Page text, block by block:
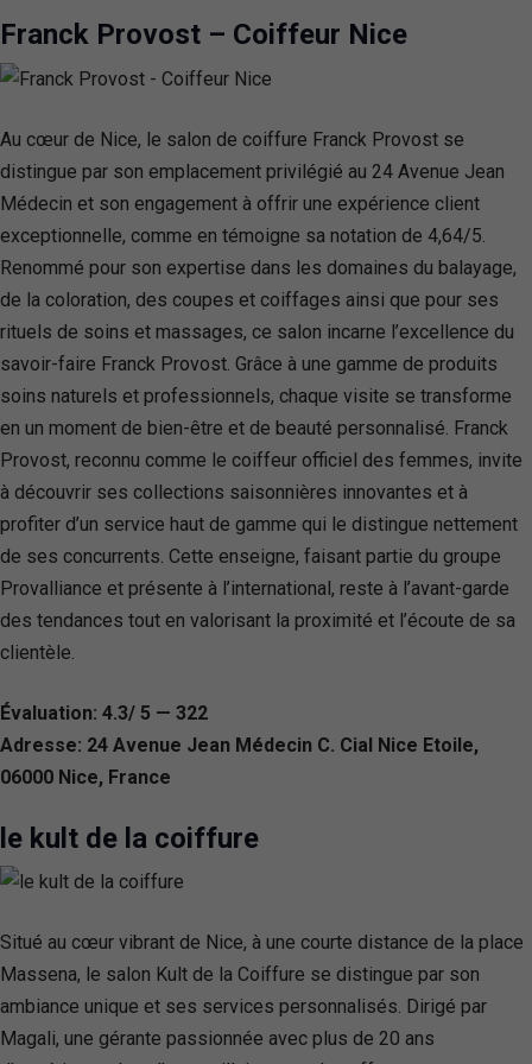
Franck Provost – Coiffeur Nice
Au cœur de Nice, le salon de coiffure Franck Provost se
distingue par son emplacement privilégié au 24 Avenue Jean
Médecin et son engagement à offrir une expérience client
exceptionnelle, comme en témoigne sa notation de 4,64/5.
Renommé pour son expertise dans les domaines du balayage,
de la coloration, des coupes et coiffages ainsi que pour ses
rituels de soins et massages, ce salon incarne l’excellence du
savoir-faire Franck Provost. Grâce à une gamme de produits
soins naturels et professionnels, chaque visite se transforme
en un moment de bien-être et de beauté personnalisé. Franck
Provost, reconnu comme le coiffeur officiel des femmes, invite
à découvrir ses collections saisonnières innovantes et à
profiter d’un service haut de gamme qui le distingue nettement
de ses concurrents. Cette enseigne, faisant partie du groupe
Provalliance et présente à l’international, reste à l’avant-garde
des tendances tout en valorisant la proximité et l’écoute de sa
clientèle.
Évaluation: 4.3/ 5 — 322
Adresse: 24 Avenue Jean Médecin C. Cial Nice Etoile,
06000 Nice, France
le kult de la coiffure
Situé au cœur vibrant de Nice, à une courte distance de la place
Massena, le salon Kult de la Coiffure se distingue par son
ambiance unique et ses services personnalisés. Dirigé par
Magali, une gérante passionnée avec plus de 20 ans